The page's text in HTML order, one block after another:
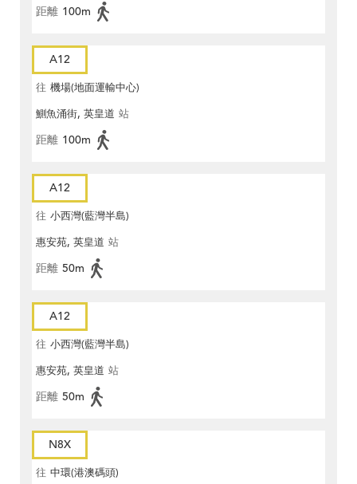
距離 100m
A12
往 機場(地面運輸中心)
鰂魚涌街, 英皇道 站
距離 100m
A12
往 小西灣(藍灣半島)
惠安苑, 英皇道 站
距離 50m
A12
往 小西灣(藍灣半島)
惠安苑, 英皇道 站
距離 50m
N8X
往 中環(港澳碼頭)